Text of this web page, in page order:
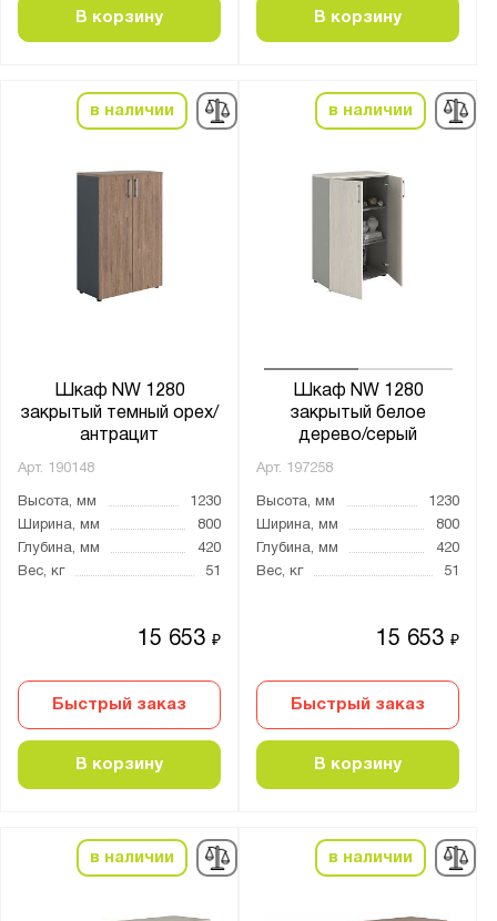
В корзину В корзину
в наличии
Шкаф NW 1280
закрытый темный орех/
антрацит
Арт. 190148
Высота, мм
1230
Ширина, мм
800
Глубина, мм
420
Вес, кг
51
15 653₽
Быстрый заказ
В корзину
в наличии
Шкаф NW 1280
закрытый белое
дерево/серый
Арт. 197258
Высота, мм
1230
Ширина, мм
800
Глубина, мм
420
Вес, кг
51
15 653₽
Быстрый заказ
В корзину
в наличии в наличии